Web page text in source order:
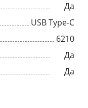
Да
USB Type-C
6210
Да
Да